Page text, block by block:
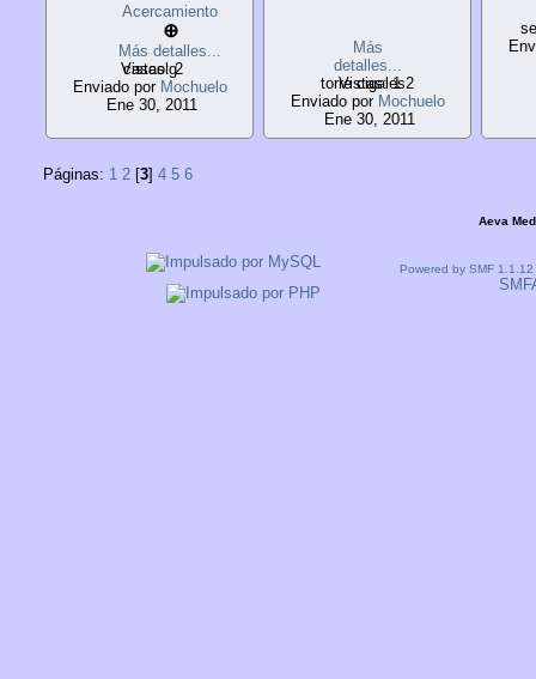
Acercamiento
⊕
Más detalles...
cascolg
Vistas: 2
Enviado por Mochuelo
Ene 30, 2011
Más
detalles...
torre cigales2
Vistas: 1
Enviado por Mochuelo
Ene 30, 2011
Páginas: 1 2 [3] 4 5 6
Aeva
Powered by SMF 1.1.12